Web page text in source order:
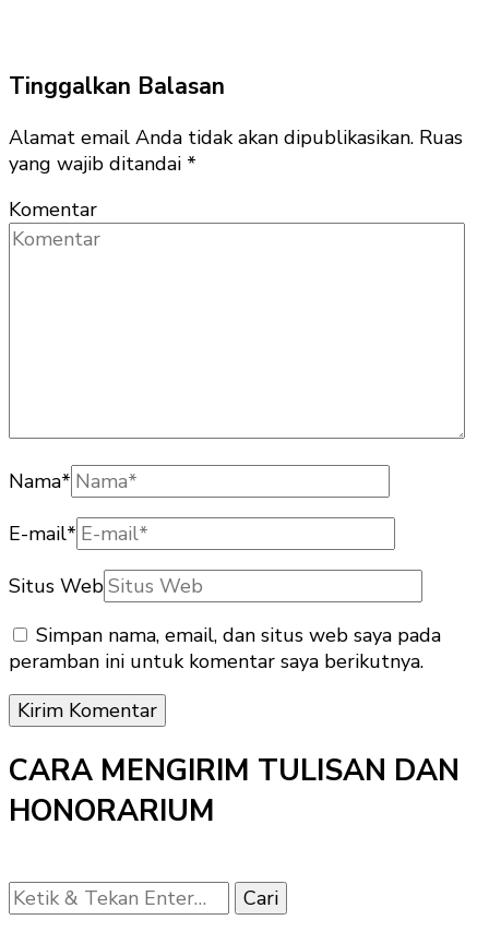
Tinggalkan Balasan
Alamat email Anda tidak akan dipublikasikan. Ruas
yang wajib ditandai *
Komentar
Nama*
E-mail*
Situs Web
Simpan nama, email, dan situs web saya pada
peramban ini untuk komentar saya berikutnya.
CARA MENGIRIM TULISAN DAN
HONORARIUM
Mencari
Sesuatu?